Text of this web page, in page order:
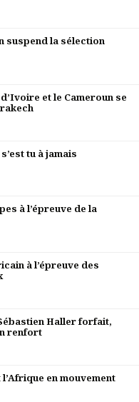
suspend la sélection
d’Ivoire et le Cameroun se
tu à jamais
à l’épreuve de la
à l’épreuve des
Haller forfait,
renfort
l’Afrique en mouvement